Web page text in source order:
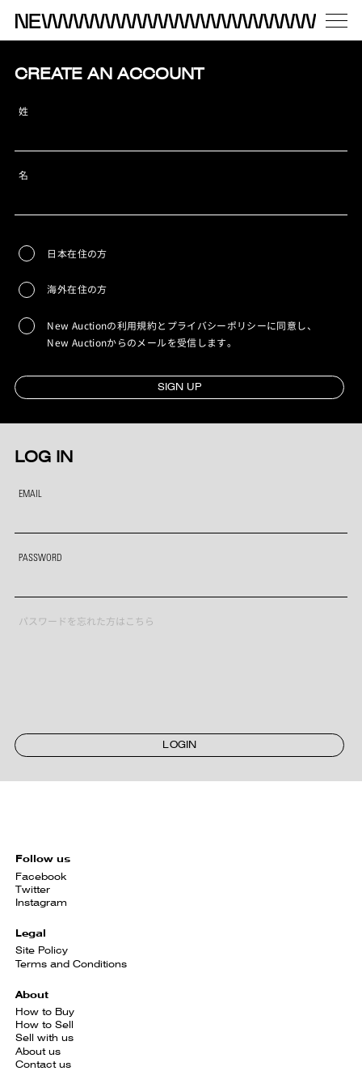
CREATE AN ACCOUNT
姓
名
日本在住の方
海外在住の方
New Auctionの利用規約とプライバシーポリシーに同意し、
New Auctionからのメールを受信します。
SIGN UP
LOG IN
EMAIL
PASSWORD
パスワードを忘れた方はこちら
LOGIN
Follow us
Facebook
Twitter
Instagram
Legal
Site Policy
Terms and Conditions
About
How to Buy
How to Sell
Sell with us
About us
Contact us